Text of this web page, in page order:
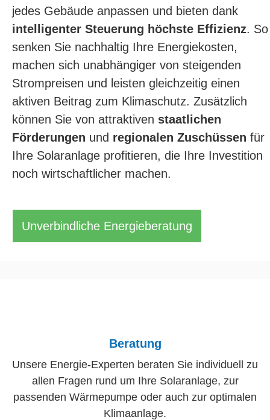
jedes Gebäude anpassen und bieten dank
intelligenter Steuerung höchste Effizienz. So
senken Sie nachhaltig Ihre Energiekosten,
machen sich unabhängiger von steigenden
Strompreisen und leisten gleichzeitig einen
aktiven Beitrag zum Klimaschutz. Zusätzlich
können Sie von attraktiven staatlichen
Förderungen und regionalen Zuschüssen für
Ihre Solaranlage profitieren, die Ihre Investition
noch wirtschaftlicher machen.
Unverbindliche Energieberatung
Beratung
Unsere Energie-Experten beraten Sie individuell zu
allen Fragen rund um Ihre Solaranlage, zur
passenden Wärmepumpe oder auch zur optimalen
Klimaanlage.